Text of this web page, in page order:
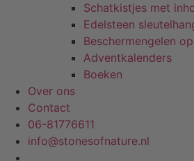
Schatkistjes met
Edelsteen
Beschermengelen
Adventkalenders
Boeken
Over ons
Contact
06-81776611
info@stonesofnature.nl